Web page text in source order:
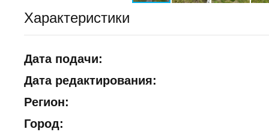
Характеристики
Дата подачи:
Дата редактирования:
Регион:
Город: